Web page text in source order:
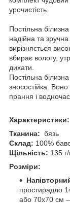
урочистість.
Постільна
надійна та
вирізняється
вбирає вологу,
дихати.
Постільна
зносостійка.
прання і
Характеристики:
Тканина: бязь
Склад: 100%
Щільність: 135
Розміри:
простирадло
або 70х70 см